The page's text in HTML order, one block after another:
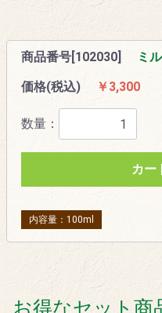
商品番号[102030]
ミ
価格(税込)
￥3,300
数量：
カー
内容量：100ml
お得なセット商